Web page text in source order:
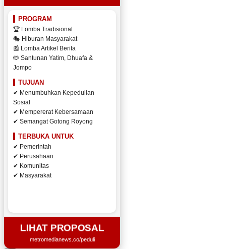
PROGRAM
🏆 Lomba Tradisional
🎭 Hiburan Masyarakat
📰 Lomba Artikel Berita
🤲 Santunan Yatim, Dhuafa &
Jompo
TUJUAN
✔ Menumbuhkan Kepedulian
Sosial
✔ Mempererat Kebersamaan
✔ Semangat Gotong Royong
TERBUKA UNTUK
✔ Pemerintah
✔ Perusahaan
✔ Komunitas
✔ Masyarakat
LIHAT PROPOSAL
metromedianews.co/peduli